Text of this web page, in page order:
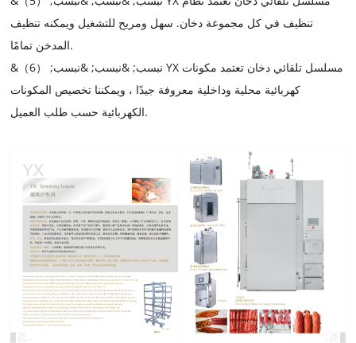
تنظيف في كل مجموعة دخان. سهل ومريح للتشغيل ويمكنه تنظيف
المدخن تمامًا.
&نبسب; &نبسب; &نبسب; （6） YX مسلسل تلقائي دخان تعتمد مكونات
كهربائية محلية وداخلية معروفة جيدًا ، ويمكننا تخصيص المكونات
الكهربائية حسب طلب العميل.